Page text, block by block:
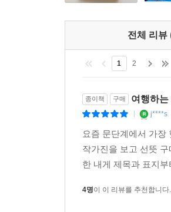
이 책에서 여행의 의미는
믿는 것을 찾아가는 과
삶이라고 말하고 있는 것
지지하고 응원할 것이다.
전체 리뷰
1 2
종이책 구매 여행하는
j****s
요즘 문단계에서 가장
작가진을 보고 선뜻
한 내게 제목과 표지
4명이 이 리뷰를 추천합니다.